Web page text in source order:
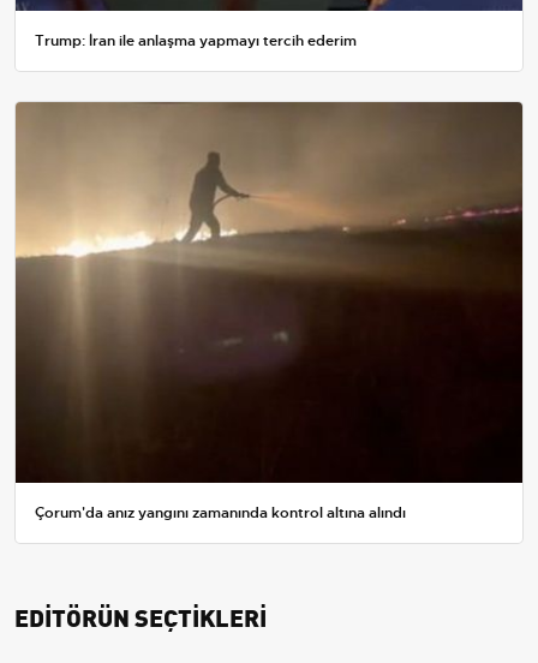
Trump: İran ile anlaşma yapmayı tercih ederim
Çorum'da anız yangını zamanında kontrol altına alındı
EDİTÖRÜN SEÇTİKLERİ